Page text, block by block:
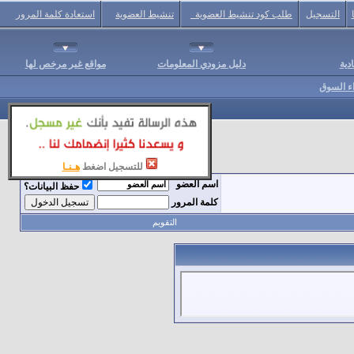
للتسجيل اضغط هـنـا
التسجيل طلب كود تنشيط العضوية تنشيط العضوية استعادة كلمة المرور
دليل مزودي المعلومات مواقع غير مرخص لها
السوق
اسم العضو
حفظ البيانات؟
كلمة المرور
التقويم